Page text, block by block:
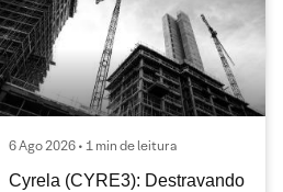
6 Ago 2026 • 1 min de leitura
Cyrela (CYRE3): Destravando